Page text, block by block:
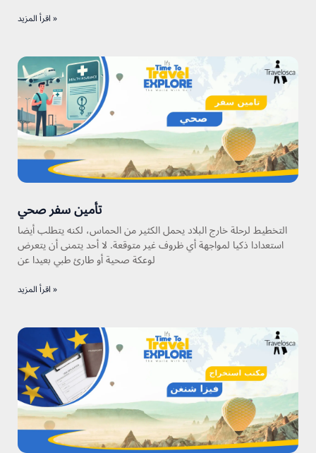
اقرأ المزيد »
تأمين سفر صحي
التخطيط لرحلة خارج البلاد يحمل الكثير من الحماس، لكنه يتطلب أيضا
استعدادا ذكيا لمواجهة أي ظروف غير متوقعة. لا أحد يتمنى أن يتعرض
لوعكة صحية أو طارئ طبي بعيدا عن
اقرأ المزيد »